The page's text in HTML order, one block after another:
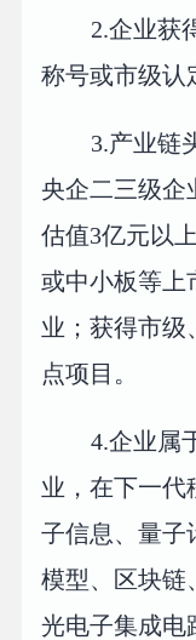
2.企业获
称号或市级认
3.产业链
央企二三级企
估值3亿元以
或中小板等上
业；获得市级
点项目。
4.企业属
业，在下一代
子信息、量子
模型、区块链
光电子集成电